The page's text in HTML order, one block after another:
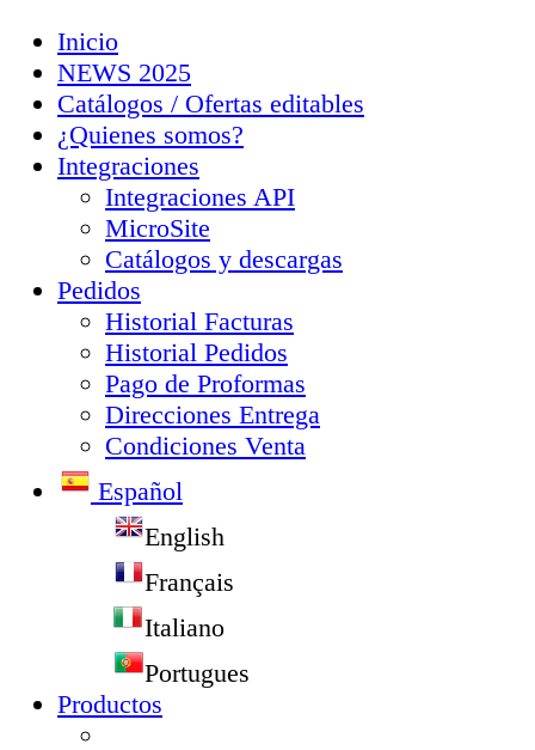
Inicio
NEWS 2025
Catálogos / Ofertas editables
¿Quienes somos?
Integraciones
Integraciones API
MicroSite
Catálogos y descargas
Pedidos
Historial Facturas
Historial Pedidos
Pago de Proformas
Direcciones Entrega
Condiciones Venta
Español
English
Français
Italiano
Portugues
Productos